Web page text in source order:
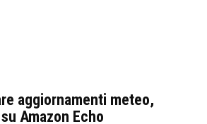
aggiornamenti meteo,
Amazon Echo